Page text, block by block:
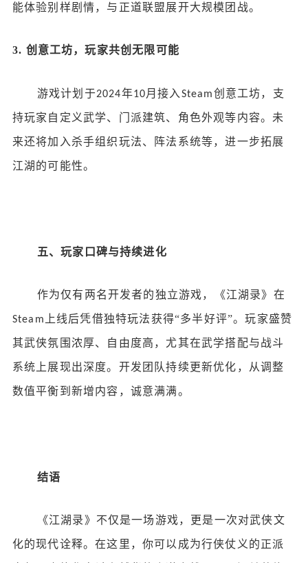
能体验别样剧情，与正道联盟展开大规模团战。
3. 创意工坊，玩家共创无限可能
游戏计划于2024年10月接入 Steam创意工坊，支
持玩家自定义武学、门派建筑、角色外观等内容。未
来还将加入杀手组织玩法、阵法系统等，进一步拓展
江湖的可能性。
五、玩家口碑与持续进化
作为仅有两名开发者的独立游戏，《江湖录》在
Steam 上线后凭借独特玩法获得“多半好评”。玩家盛赞
其武侠氛围浓厚、自由度高，尤其在武学搭配与战斗
系统上展现出深度。开发团队持续更新优化，从调整
数值平衡到新增内容，诚意满满。
结语
《江湖录》不仅是一场游戏，更是一次对武侠文
化的现代诠释。在这里，你可以成为行侠仗义的正派